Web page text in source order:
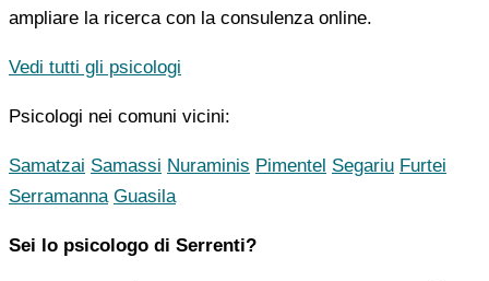
ampliare la ricerca con la consulenza online.
Vedi tutti gli psicologi
Psicologi nei comuni vicini:
Samatzai Samassi Nuraminis Pimentel Segariu Furtei
Serramanna Guasila
Sei lo psicologo di Serrenti?